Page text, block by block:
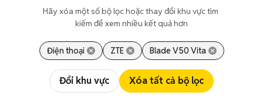
Hãy xóa một số bộ lọc hoặc thay đổi khu vực tìm
kiếm để xem nhiều kết quả hơn
Điện thoại ZTE Blade V50 Vita
Đổi khu vực Xóa tất cả bộ lọc